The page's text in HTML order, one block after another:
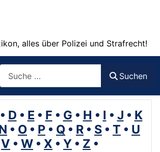
alles über Polizei und Strafrecht!
Suchen
• D • E • F • G • H • I • J • K
• O • P • Q • R • S • T • U
V • W • X • Y • Z •